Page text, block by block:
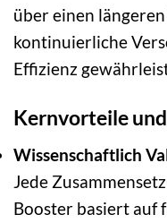
über einen
kontinuierliche
Effizienz
Kernvorteile
Wissenschaftlich
Jede
Booster basiert auf